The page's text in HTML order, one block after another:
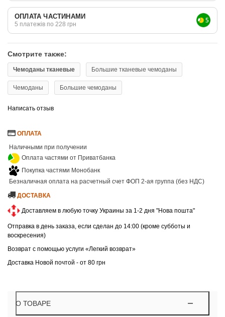
ОПЛАТА ЧАСТИНАМИ
5 платежів по 228 грн
Смотрите также:
Чемоданы тканевые Большие тканевые чемоданы
Чемоданы Большие чемоданы
Написать отзыв
ОПЛАТА
Наличными при получении
Оплата частями от Приватбанка
Покупка частями Монобанк
Безналичная оплата на расчетный счет ФОП 2-ая группа (без НДС)
ДОСТАВКА
Доставляем в любую точку Украины за 1-2 дня "Нова пошта"
Отправка в день заказа, если сделан до 14:00 (кроме субботы и
воскресения)
Возврат с помощью услуги «Легкий возврат»
Доставка Новой почтой - от 80 грн
О ТОВАРЕ